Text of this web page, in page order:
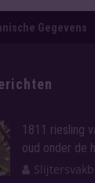
Gegevens
1811 riesling
oud onder de